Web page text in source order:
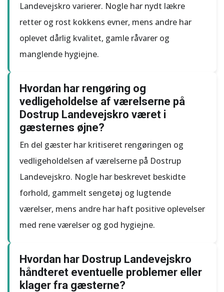
Landevejskro varierer. Nogle har nydt lækre
retter og rost kokkens evner, mens andre har
oplevet dårlig kvalitet, gamle råvarer og
manglende hygiejne.
Hvordan har rengøring og
vedligeholdelse af værelserne på
Dostrup Landevejskro været i
gæsternes øjne?
En del gæster har kritiseret rengøringen og
vedligeholdelsen af værelserne på Dostrup
Landevejskro. Nogle har beskrevet beskidte
forhold, gammelt sengetøj og lugtende
værelser, mens andre har haft positive oplevelser
med rene værelser og god hygiejne.
Hvordan har Dostrup Landevejskro
håndteret eventuelle problemer eller
klager fra gæsterne?